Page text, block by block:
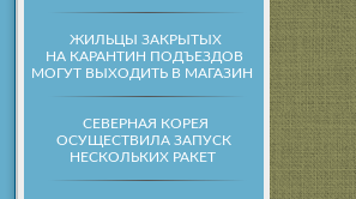
ЖИЛЬЦЫ ЗАКРЫТЫХ
НА КАРАНТИН ПОДЪЕЗДОВ
МОГУТ ВЫХОДИТЬ В МАГАЗИН
СЕВЕРНАЯ КОРЕЯ
ОСУЩЕСТВИЛА ЗАПУСК
НЕСКОЛЬКИХ РАКЕТ